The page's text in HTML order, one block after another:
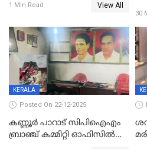
1 Min Read View All
30
KERALA
Posted On 22-12-2025
കണ്ണൂർ പാറാട് സിപിഐഎം
ബ്രാഞ്ച് കമ്മിറ്റി ഓഫിസിൽ